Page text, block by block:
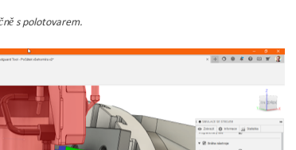
s polotovarem.